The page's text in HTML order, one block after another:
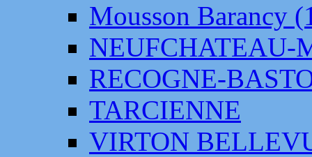
Mousson Barancy
NEUFCHATEAU-
RECOGNE-
TARCIENNE
VIRTON